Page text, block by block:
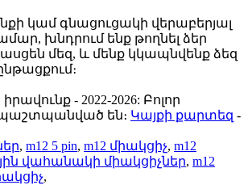
կամ գնացուցակի վերաբերյալ
խնդրում ենք թողնել ձեր
մեզ, և մենք կկապնվենք ձեզ
- 2022-2026: Բոլոր
պաշտպանված են։ Կայքի քարտեզ -
, m12 5 pin, m12 միակցիչ, m12
վահանակի միակցիչներ, m12
,